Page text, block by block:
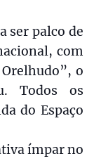
ser palco de
com
o
Todos os
do Espaço
ímpar no